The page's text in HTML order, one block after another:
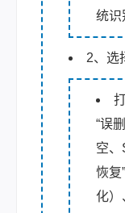
统识
2、选
“误
空、
恢复
化）